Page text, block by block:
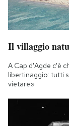
Il villaggio
A Cap d'Agde c'è
libertinaggio: tutti
vietare»